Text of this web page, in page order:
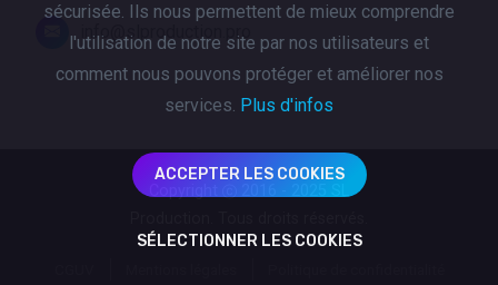
info@slproduction.pro
sécurisée. Ils nous permettent de mieux comprendre
l'utilisation de notre site par nos utilisateurs et
comment nous pouvons protéger et améliorer nos
services. Plus d'infos
ACCEPTER LES COOKIES
SÉLECTIONNER LES COOKIES